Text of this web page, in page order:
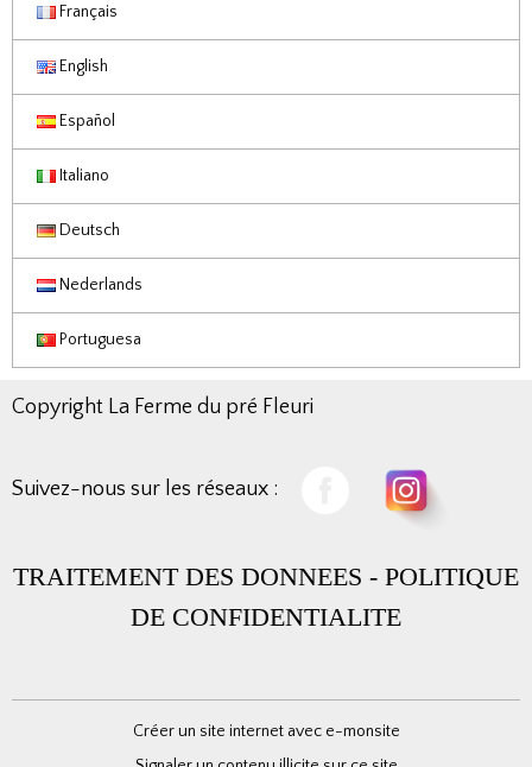
Français
English
Español
Italiano
Deutsch
Nederlands
Portuguesa
Copyright La Ferme du pré Fleuri
Suivez-nous sur les réseaux :
TRAITEMENT DES DONNEES - POLITIQUE
DE CONFIDENTIALITE
Créer un site internet avec e-monsite